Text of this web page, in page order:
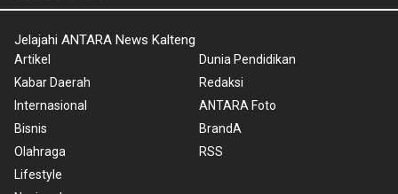
Jelajahi ANTARA News Kalteng
Artikel
Kabar Daerah
Internasional
Bisnis
Olahraga
Lifestyle
Dunia Pendidikan
Redaksi
ANTARA Foto
BrandA
RSS